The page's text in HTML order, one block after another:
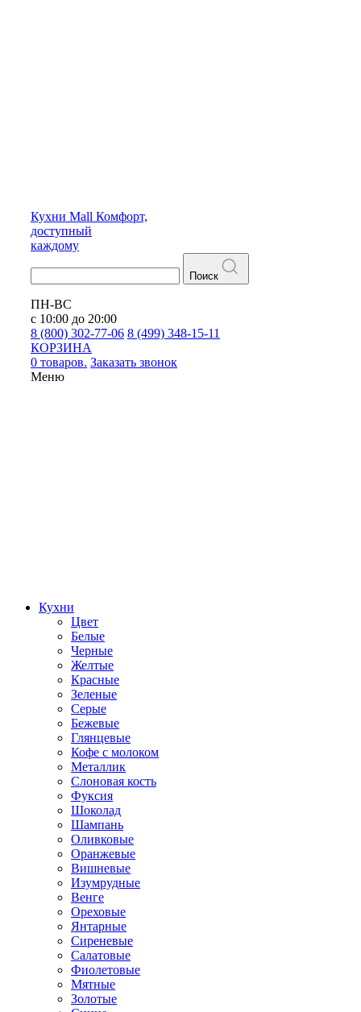
Кухни Mall Комфорт,
доступный
каждому
Поиск
ПН-ВС
с 10:00 до 20:00
8 (800) 302-77-06 8 (499) 348-15-11
КОРЗИНА
0 товаров. Заказать звонок
Меню
Кухни
Цвет
Белые
Черные
Желтые
Красные
Зеленые
Серые
Бежевые
Глянцевые
Кофе с молоком
Металлик
Слоновая кость
Фуксия
Шоколад
Шампань
Оливковые
Оранжевые
Вишневые
Изумрудные
Венге
Ореховые
Янтарные
Сиреневые
Салатовые
Фиолетовые
Мятные
Золотые